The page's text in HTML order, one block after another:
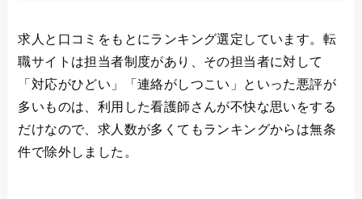
求人と口コミをもとにランキング選定しています。転
職サイトは担当者制度があり、その担当者に対して
「対応がひどい」「連絡がしつこい」といった悪評が
多いものは、利用した看護師さんが不快な思いをする
だけなので、求人数が多くてもランキングからは無条
件で除外しました。